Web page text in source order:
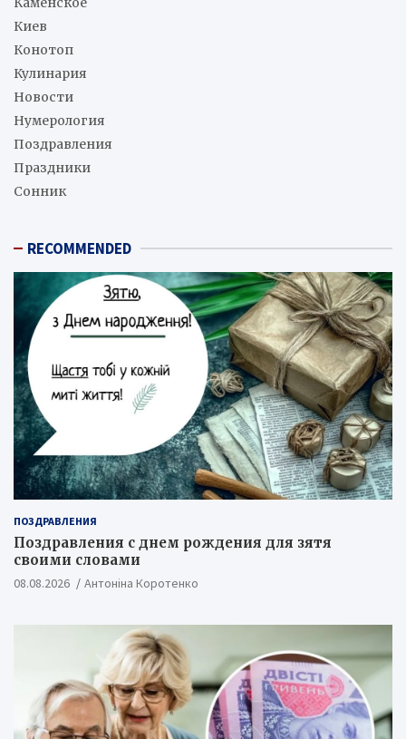
Киев
Конотоп
Кулинария
Новости
Нумерология
Поздравления
Праздники
Сонник
RECOMMENDED
ПОЗДРАВЛЕНИЯ
Поздравления с днем рождения для зятя
своими словами
08.08.2026 Антоніна Коротенко